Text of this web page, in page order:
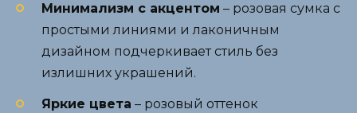
Минимализм с акцентом – розовая сумка с
простыми линиями и лаконичным
дизайном подчеркивает стиль без
излишних украшений.
Яркие цвета – розовый оттенок